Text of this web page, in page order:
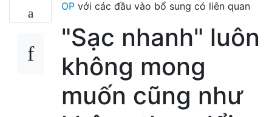
OP với các đầu vào bổ sung có liên quan
"Sạc nhanh" luôn
không mong
muốn cũng như